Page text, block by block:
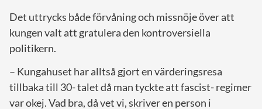
Det uttrycks både förvåning och missnöje över att
kungen valt att gratulera den kontroversiella
politikern.
– Kungahuset har alltså gjort en värderingsresa
tillbaka till 30- talet då man tyckte att fascist- regimer
var okej. Vad bra, då vet vi, skriver en person i